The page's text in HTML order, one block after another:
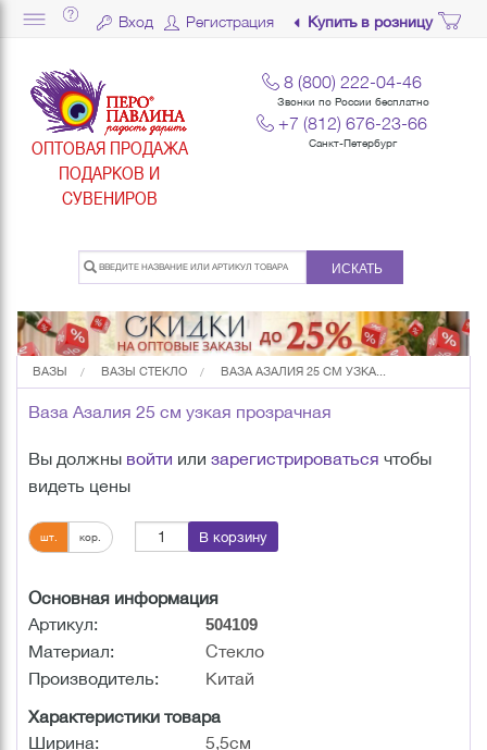
Вход Регистрация Купить в розницу
ОПТОВАЯ ПРОДАЖА
ПОДАРКОВ И
СУВЕНИРОВ
8 (800) 222-04-46
Звонки по России бесплатно
+7 (812) 676-23-66
Санкт-Петербург
ИСКАТЬ
ВАЗЫ ВАЗЫ СТЕКЛО ВАЗА АЗАЛИЯ 25 СМ УЗКА...
Ваза Азалия 25 см узкая прозрачная
Вы должны войти или зарегистрироваться чтобы
видеть цены
шт. кор. В корзину
Основная информация
Артикул:
504109
Материал:
Стекло
Производитель:
Китай
Характеристики товара
Ширина:
5,5см